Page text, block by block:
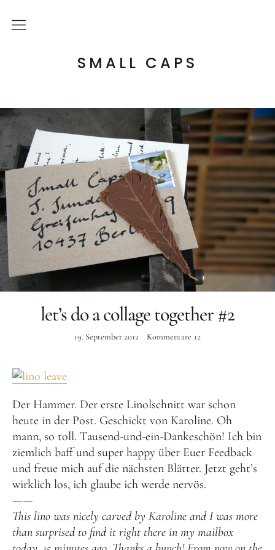
SMALL CAPS
Über mich
Letterpress Workshops
Online Kurs
Blog
Instagram
let’s do a collage together #2
19. September 2012 Kommentare 12
Der Hammer. Der erste Linolschnitt war schon
heute in der Post. Geschickt von Karoline. Oh
mann, so toll. Tausend-und-ein-Dankeschön! Ich bin
ziemlich baff und super happy über Euer Feedback
und freue mich auf die nächsten Blätter. Jetzt geht’s
wirklich los, ich glaube ich werde nervös.
——
This lino was nicely carved by Karoline and I was more
than surprised to find it right there in my mailbox